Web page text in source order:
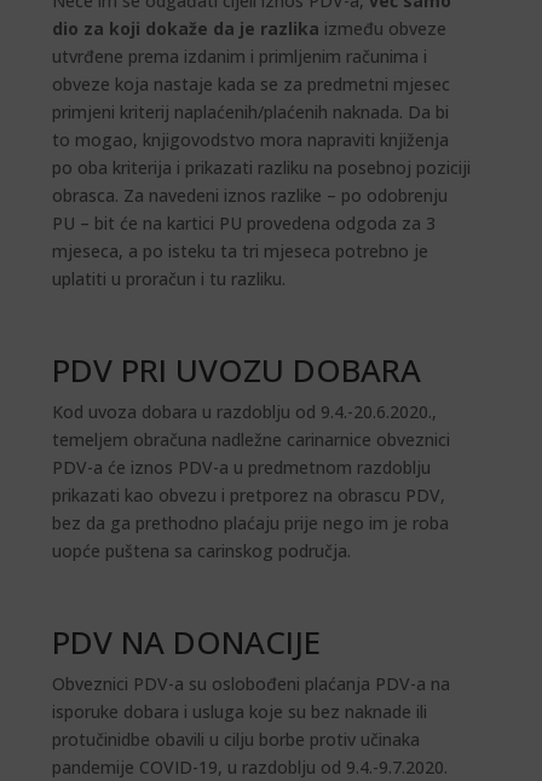
dio za koji dokaže da je razlika između obveze
utvrđene prema izdanim i primljenim računima i
obveze koja nastaje kada se za predmetni mjesec
primjeni kriterij naplaćenih/plaćenih naknada. Da bi
to mogao, knjigovodstvo mora napraviti knjiženja
po oba kriterija i prikazati razliku na posebnoj poziciji
obrasca. Za navedeni iznos razlike – po odobrenju
PU – bit će na kartici PU provedena odgoda za 3
mjeseca, a po isteku ta tri mjeseca potrebno je
uplatiti u proračun i tu razliku.
PDV PRI UVOZU DOBARA
Kod uvoza dobara u razdoblju od 9.4.-20.6.2020.,
temeljem obračuna nadležne carinarnice obveznici
PDV-a će iznos PDV-a u predmetnom razdoblju
prikazati kao obvezu i pretporez na obrascu PDV,
bez da ga prethodno plaćaju prije nego im je roba
uopće puštena sa carinskog područja.
PDV NA DONACIJE
Obveznici PDV-a su oslobođeni plaćanja PDV-a na
isporuke dobara i usluga koje su bez naknade ili
protučinidbe obavili u cilju borbe protiv učinaka
pandemije COVID-19, u razdoblju od 9.4.-9.7.2020.